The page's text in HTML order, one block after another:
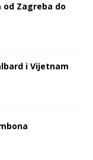
Zagreba do
i Vijetnam